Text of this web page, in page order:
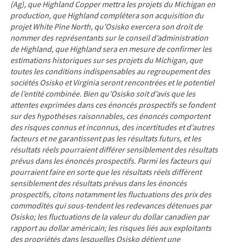
(Ag), que Highland Copper mettra les projets du Michigan en
production, que Highland complétera son acquisition du
projet White Pine North, qu’Osisko exercera son droit de
nommer des représentants sur le conseil d’administration
de Highland, que Highland sera en mesure de confirmer les
estimations historiques sur ses projets du Michigan, que
toutes les conditions indispensables au regroupement des
sociétés Osisko et Virginia seront rencontrées et le potentiel
de l’entité combinée. Bien qu’Osisko soit d’avis que les
attentes exprimées dans ces énoncés prospectifs se fondent
sur des hypothèses raisonnables, ces énoncés comportent
des risques connus et inconnus, des incertitudes et d’autres
facteurs et ne garantissent pas les résultats futurs, et les
résultats réels pourraient différer sensiblement des résultats
prévus dans les énoncés prospectifs. Parmi les facteurs qui
pourraient faire en sorte que les résultats réels diffèrent
sensiblement des résultats prévus dans les énoncés
prospectifs, citons notamment les fluctuations des prix des
commodités qui sous-tendent les redevances détenues par
Osisko; les fluctuations de la valeur du dollar canadien par
rapport au dollar américain; les risques liés aux exploitants
des propriétés dans lesquelles Osisko détient une